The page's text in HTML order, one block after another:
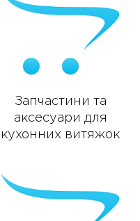
Запчастини та
аксесуари для
кухонних витяжок